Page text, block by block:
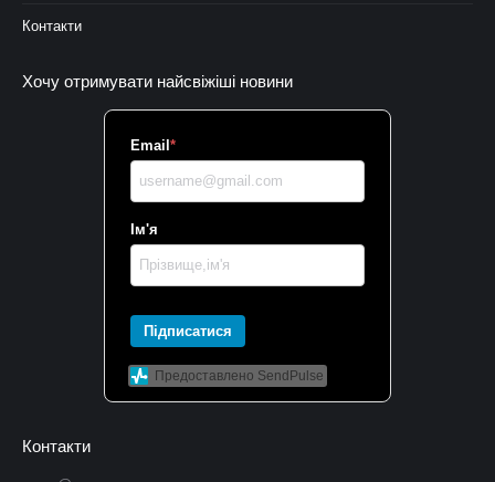
Контакти
Хочу отримувати найсвіжіші новини
Email *
Ім'я
Підписатися
Предоставлено SendPulse
Контакти